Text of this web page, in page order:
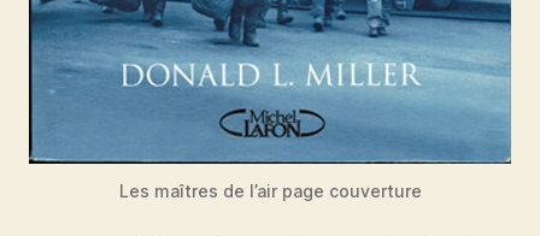
Les maîtres de l’air page couverture